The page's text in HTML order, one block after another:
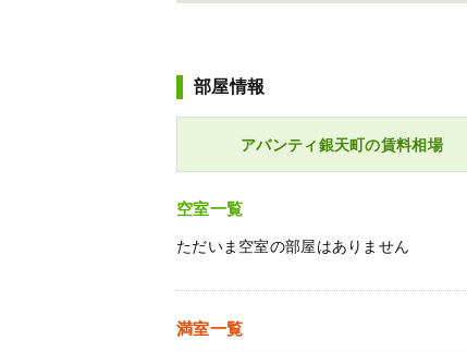
部屋情報
アバンティ銀天町の賃料相場
空室一覧
ただいま空室の部屋はありません
満室一覧